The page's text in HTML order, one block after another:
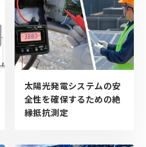
太陽光発電システムの安
全性を確保するための絶
縁抵抗測定